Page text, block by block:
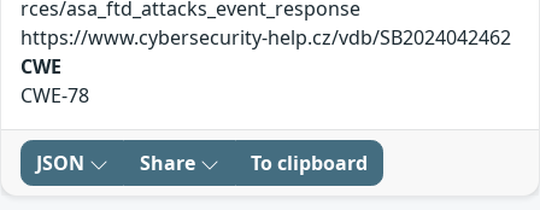
rces/asa_ftd_attacks_event_response
https://www.cybersecurity-help.cz/vdb/SB2024042462
CWE
CWE-78
JSON Share To clipboard